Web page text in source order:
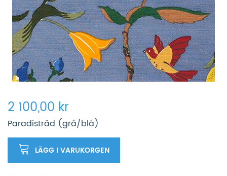
2 100,00 kr
Paradisträd (grå/blå)
LÄGG I VARUKORGEN